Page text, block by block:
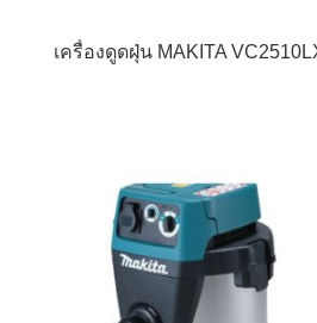
เครื่องดูดฝุ่น MAKITA